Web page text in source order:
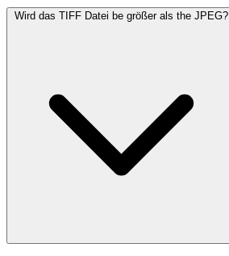
Wird das TIFF Datei be größer als the JPEG?